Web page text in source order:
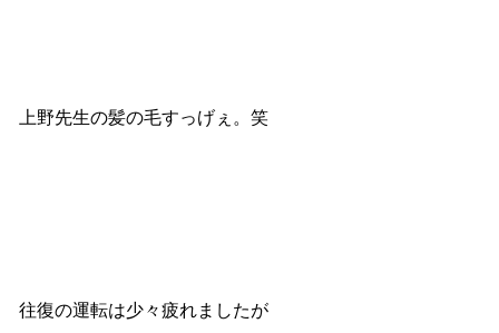
上野先生の髪の毛すっげぇ。笑
往復の運転は少々疲れましたが